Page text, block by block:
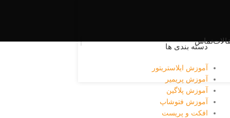
تماس
دسته بندی ها
آموزش ایلاستریتور
آموزش پریمیر
آموزش پلاگین
آموزش فتوشاپ
افکت و پریست